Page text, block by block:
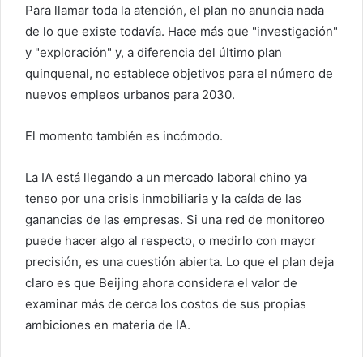
Para llamar toda la atención, el plan no anuncia nada
de lo que existe todavía. Hace más que "investigación"
y "exploración" y, a diferencia del último plan
quinquenal, no establece objetivos para el número de
nuevos empleos urbanos para 2030.
El momento también es incómodo.
La IA está llegando a un mercado laboral chino ya
tenso por una crisis inmobiliaria y la caída de las
ganancias de las empresas. Si una red de monitoreo
puede hacer algo al respecto, o medirlo con mayor
precisión, es una cuestión abierta. Lo que el plan deja
claro es que Beijing ahora considera el valor de
examinar más de cerca los costos de sus propias
ambiciones en materia de IA.